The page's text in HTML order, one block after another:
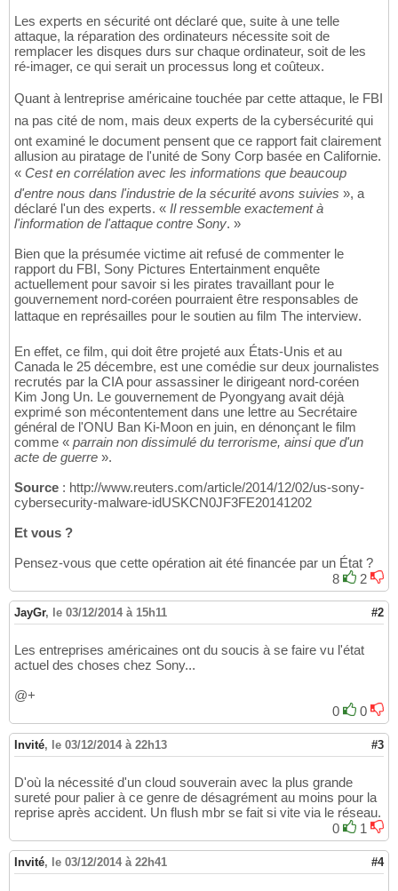
Les experts en sécurité ont déclaré que, suite à une telle
attaque, la réparation des ordinateurs nécessite soit de
remplacer les disques durs sur chaque ordinateur, soit de les
ré-imager, ce qui serait un processus long et coûteux.
Quant à lentreprise américaine touchée par cette attaque, le FBI
na pas cité de nom, mais deux experts de la cybersécurité qui
ont examiné le document pensent que ce rapport fait clairement
allusion au piratage de l'unité de Sony Corp basée en Californie.
« Cest en corrélation avec les informations que beaucoup
d'entre nous dans l'industrie de la sécurité avons suivies », a
déclaré l'un des experts. « Il ressemble exactement à
l'information de l'attaque contre Sony. »
Bien que la présumée victime ait refusé de commenter le
rapport du FBI, Sony Pictures Entertainment enquête
actuellement pour savoir si les pirates travaillant pour le
gouvernement nord-coréen pourraient être responsables de
lattaque en représailles pour le soutien au film The interview.
En effet, ce film, qui doit être projeté aux États-Unis et au
Canada le 25 décembre, est une comédie sur deux journalistes
recrutés par la CIA pour assassiner le dirigeant nord-coréen
Kim Jong Un. Le gouvernement de Pyongyang avait déjà
exprimé son mécontentement dans une lettre au Secrétaire
général de l'ONU Ban Ki-Moon en juin, en dénonçant le film
comme « parrain non dissimulé du terrorisme, ainsi que d'un
acte de guerre ».
Source : http://www.reuters.com/article/2014/12/02/us-sony-
cybersecurity-malware-idUSKCN0JF3FE20141202
Et vous ?
Pensez-vous que cette opération ait été financée par un État ?
8
2
JayGr, le 03/12/2014 à 15h11 #2
Les entreprises américaines ont du soucis à se faire vu l'état
actuel des choses chez Sony...
@+
0
0
Invité, le 03/12/2014 à 22h13 #3
D'où la nécessité d'un cloud souverain avec la plus grande
sureté pour palier à ce genre de désagrément au moins pour la
reprise après accident. Un flush mbr se fait si vite via le réseau.
0
1
Invité, le 03/12/2014 à 22h41 #4